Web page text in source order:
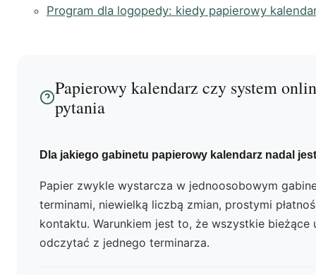
Program dla logopedy: kiedy papierowy
Papierowy kalendarz czy system
pytania
Dla jakiego gabinetu papierowy kalendarz nadal
Papier zwykle wystarcza w jednoosobowym
terminami, niewielką liczbą zmian, prostymi
kontaktu. Warunkiem jest to, że wszystkie bieżące
odczytać z jednego terminarza.